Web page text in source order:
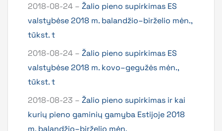
2018-08-24 – Žalio pieno supirkimas ES
valstybėse 2018 m. balandžio–birželio mėn.,
tūkst. t
2018-08-24 – Žalio pieno supirkimas ES
valstybėse 2018 m. kovo–gegužės mėn.,
tūkst. t
2018-08-23 – Žalio pieno supirkimas ir kai
kurių pieno gaminių gamyba Estijoje 2018
m. balandžio–birželio mėn.